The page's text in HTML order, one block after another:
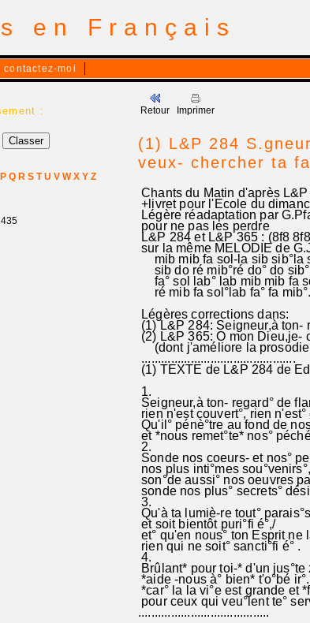
en Français
contactez-moi
:
P Q R S T U V W X Y Z
Retour Imprimer
(1) L&P 284
veux- chercher ta
Chants du Matin d'après
+livret pour l'Ecole du
Légère réadaptation par
pour ne pas les perdre
L&P 284 et L&P 365 : (8f8
sur la même MELODIE de
mib mib fa sol-la sib sib°la
sib do ré mib°ré do° do
fa° sol lab° lab mib mib fa
ré mib fa sol°lab fa° fa mib°.
Légères corrections dans:
(1) L&P 284: Seigneur,à ton-
(2) L&P 365: O mon Dieu,je-
(dont j'améliore la prosodie
...............................................
(1) TEXTE de L&P 284 de
1.
Seigneur,à ton- regard° de
rien n'est couvert°, rien n'est°
Qu'il° pénè°tre au fond de
et *nous remet°te* nos°
2.
Sonde nos coeurs- et nos°
nos plus inti°mes
son°de aussi° nos oeuvres
sonde nos plus° secrets°
3.
Qu'à ta lumiè-re tout°
et soit bientôt puri°fi é°,/
et° qu'en nous° ton Esprit ne
rien qui ne soit° sancti°fi é° .
4.
Brûlant* pour toi-* d'un jus°te
*aide -nous à° bien* t'o°bé
*car° la la vi°e est grande et
pour ceux qui veu°lent te°
........................................